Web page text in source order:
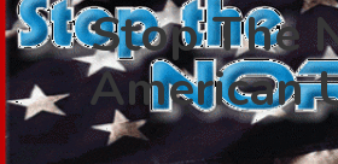
Stop The
American